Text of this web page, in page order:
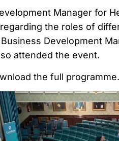
Manager for
the roles of
Business Development
attended the event.
the full programme.